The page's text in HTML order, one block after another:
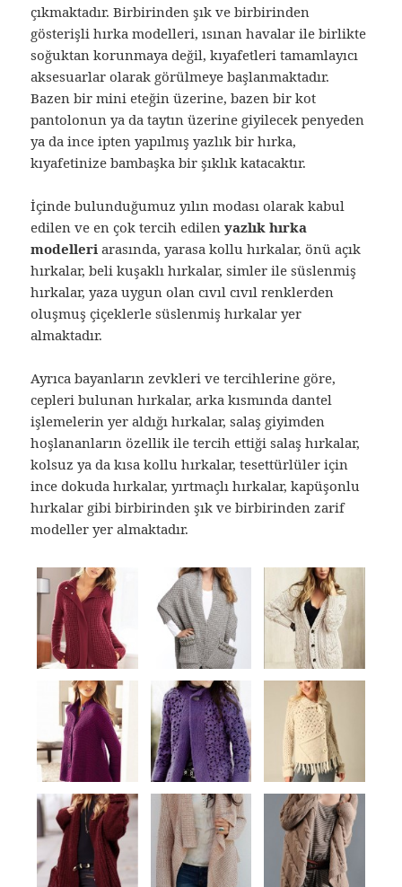
çıkmaktadır. Birbirinden şık ve birbirinden
gösterişli hırka modelleri, ısınan havalar ile birlikte
soğuktan korunmaya değil, kıyafetleri tamamlayıcı
aksesuarlar olarak görülmeye başlanmaktadır.
Bazen bir mini eteğin üzerine, bazen bir kot
pantolonun ya da taytın üzerine giyilecek penyeden
ya da ince ipten yapılmış yazlık bir hırka,
kıyafetinize bambaşka bir şıklık katacaktır.
İçinde bulunduğumuz yılın modası olarak kabul
edilen ve en çok tercih edilenyazlık hırka
modelleri arasında, yarasa kollu hırkalar, önü açık
hırkalar, beli kuşaklı hırkalar, simler ile süslenmiş
hırkalar, yaza uygun olan cıvıl cıvıl renklerden
oluşmuş çiçeklerle süslenmiş hırkalar yer
almaktadır.
Ayrıca bayanların zevkleri ve tercihlerine göre,
cepleri bulunan hırkalar, arka kısmında dantel
işlemelerin yer aldığı hırkalar, salaş giyimden
hoşlananların özellik ile tercih ettiği salaş hırkalar,
kolsuz ya da kısa kollu hırkalar, tesettürlüler için
ince dokuda hırkalar, yırtmaçlı hırkalar, kapüşonlu
hırkalar gibi birbirinden şık ve birbirinden zarif
modeller yer almaktadır.